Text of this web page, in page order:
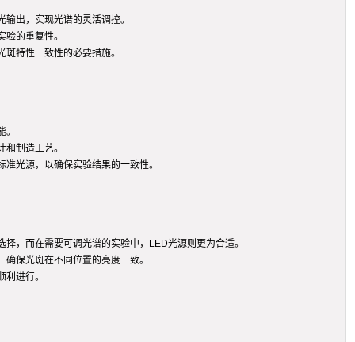
出，实现光谱的灵活调控。
的重复性。
特性一致性的必要措施。
制造工艺。
光源，以确保实验结果的一致性。
，而在需要可调光谱的实验中，LED光源则更为合适。
保光斑在不同位置的亮度一致。
进行。